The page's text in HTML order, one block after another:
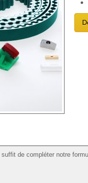
de compléter notre